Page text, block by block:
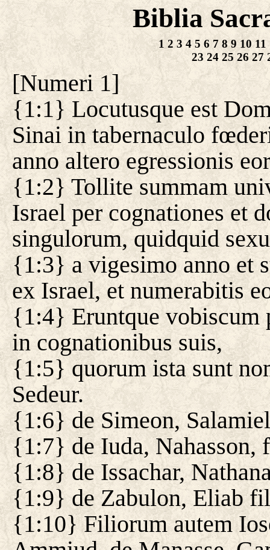
Biblia
1 2 3 4 5 6 7 8 9 10 11
23 24 25 26 27
[Numeri 1]
{1:1} Locutusque est
Sinai in tabernaculo
anno altero egressionis
{1:2} Tollite summam
Israel per cognationes et
singulorum, quidquid
{1:3} a vigesimo anno et
ex Israel, et numerabitis
{1:4} Eruntque vobiscum
in cognationibus suis,
{1:5} quorum ista sunt
Sedeur.
{1:6} de Simeon,
{1:7} de Iuda, Nahasson,
{1:8} de Issachar,
{1:9} de Zabulon, Eliab
{1:10} Filiorum autem